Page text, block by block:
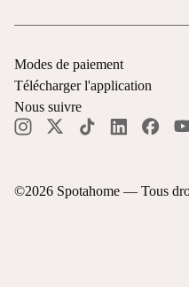
©2026 Spotahome — Tous
Modes de paiement
Télécharger l'application
Nous suivre